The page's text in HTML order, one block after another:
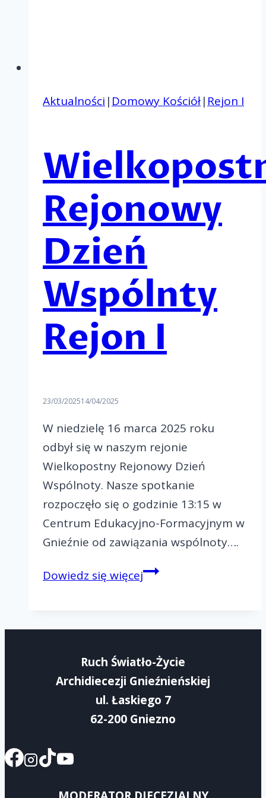
Aktualności | Domowy Kościół| Rejon I
Rejonowy
Dzień
Wspólnty
Rejon I
23/03/202514/04/2025
W niedzielę 16 marca 2025 roku
odbył się w naszym rejonie
Wielkopostny Rejonowy Dzień
Wspólnoty. Nasze spotkanie
rozpoczęło się o godzinie 13:15 w
Centrum Edukacyjno-Formacyjnym w
Gnieźnie od zawiązania wspólnoty….
Dowiedz się więcejWielkopostny
Wspólnty
I
Ruch Światło-Życie
Archidiecezji Gnieźnieńskiej
ul. Łaskiego 7
62-200 Gniezno